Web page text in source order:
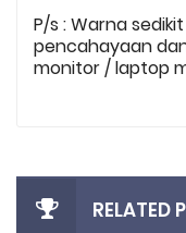
P/s : Warna
pencahayaan
monitor / laptop
RELATED